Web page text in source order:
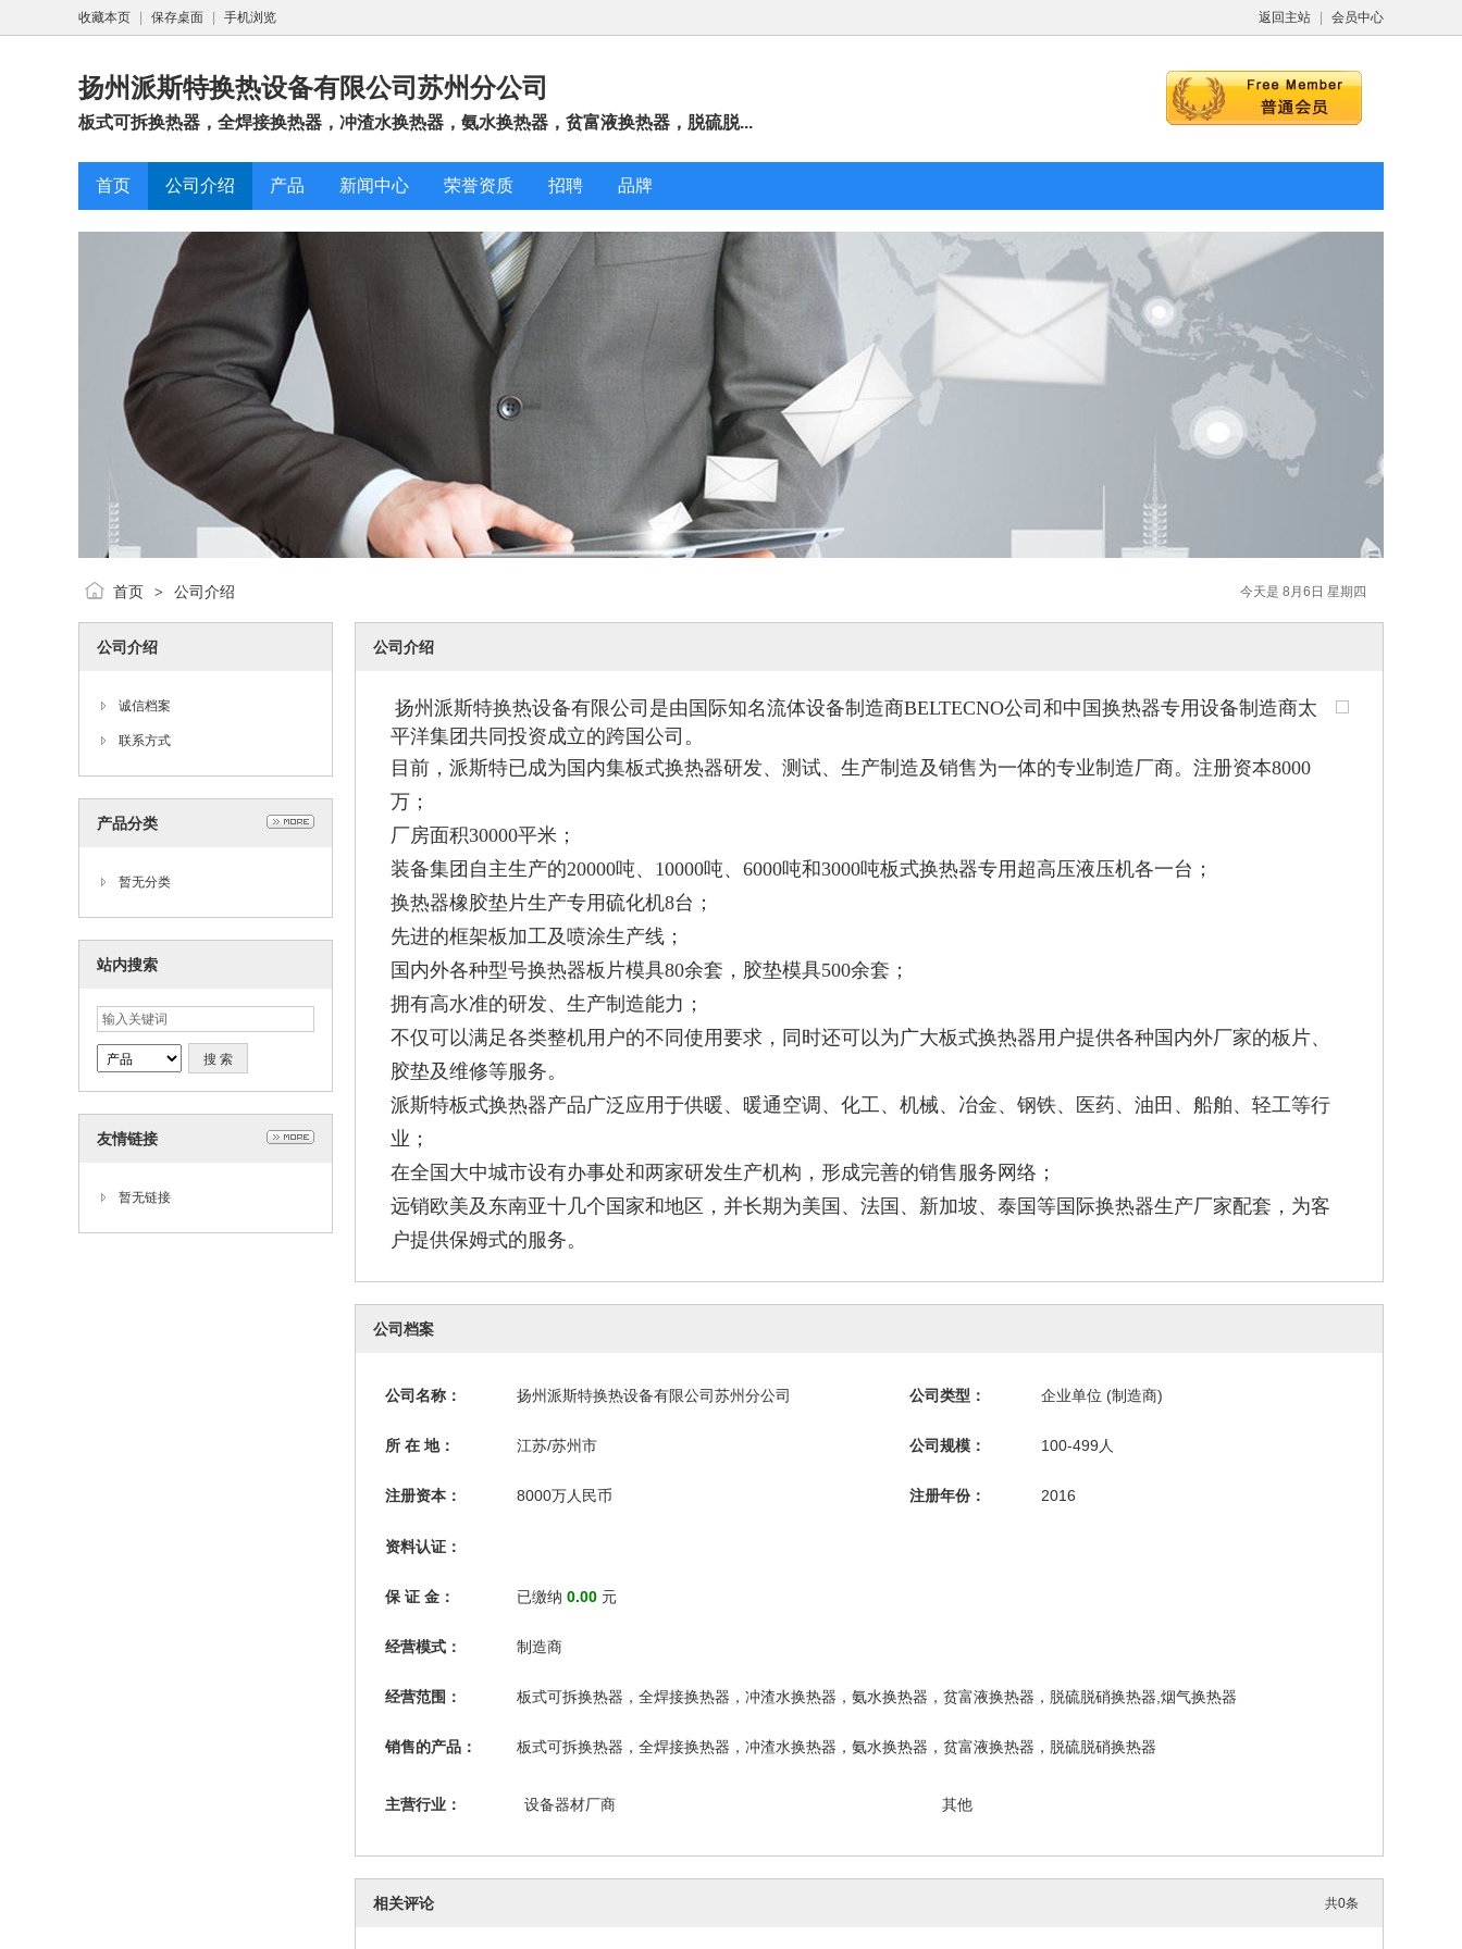
返回主站 会员中心
收藏本页 保存桌面 手机浏览
扬州派斯特换热设备有限公司苏州分公司
板式可拆换热器，全焊接换热器，冲渣水换热器，氨水换热器，贫富液换热器，脱硫脱...
首页 公司介绍 产品 新闻中心 荣誉资质 招聘 品牌
今天是 8月6日 星期四
首页 > 公司介绍
公司介绍
诚信档案
联系方式
产品分类
暂无分类
站内搜索
友情链接
暂无链接
公司介绍
扬州派斯特换热设备有限公司是由国际知名流体设备制造商BELTECNO公司和中国换热器专用设备制造商太
平洋集团共同投资成立的跨国公司。
目前，派斯特已成为国内集板式换热器研发、测试、生产制造及销售为一体的专业制造厂商。 注册资本8000
万；
厂房面积30000平米；
装备集团自主生产的20000吨、10000吨、6000吨和3000吨板式换热器专用超高压液压机各一台；
换热器橡胶垫片生产专用硫化机8台；
先进的框架板加工及喷涂生产线；
国内外各种型号换热器板片模具80余套，胶垫模具500余套；
拥有高水准的研发、生产制造能力；
不仅可以满足各类整机用户的不同使用要求，同时还可以为广大板式换热器用户提供各种国内外厂家的板片、
胶垫及维修等服务。
派斯特板式换热器产品广泛应用于供暖、暖通空调、化工、机械、冶金、钢铁、医药、油田、船舶、轻工等行
业；
在全国大中城市设有办事处和两家研发生产机构，形成完善的销售服务网络；
远销欧美及东南亚十几个国家和地区，并长期为美国、法国、新加坡、泰国等国际换热器生产厂家配套，为客
户提供保姆式的服务。
公司档案
公司名称： 扬州派斯特换热设备有限公司苏州分公司 公司类型： 企业单位 (制造商)
所 在 地： 江苏/苏州市 公司规模： 100-499人
注册资本： 8000万人民币 注册年份： 2016
资料认证：
保 证 金： 已缴纳 0.00 元
经营模式： 制造商
经营范围： 板式可拆换热器，全焊接换热器，冲渣水换热器，氨水换热器，贫富液换热器，脱硫脱硝换热器,烟气换热器
销售的产品： 板式可拆换热器，全焊接换热器，冲渣水换热器，氨水换热器，贫富液换热器，脱硫脱硝换热器
主营行业： 设备器材厂商 其他
共0条
相关评论